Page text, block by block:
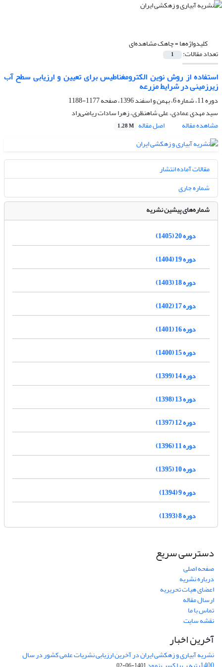
کلیدواژه‌ها =چاهک مشاهده‌ای
تعداد مقالات: 1
استفاده از روش نوین الکترومغناطیس برای تعیین و ارزیابی سطح آب
زیرزمینی در شرایط مزرعه
دوره 11، شماره 6، بهمن و اسفند 1396، صفحه
1177-1188
سید مهدی عمادی، علی شاهنظری، زهرا سادات ریاضی‌راد
مشاهده مقاله
اصل مقاله 1.28 M
مقالات آماده انتشار
شماره جاری
شماره‌های پیشین نشریه
دوره 20 (1405)
دوره 19 (1404)
دوره 18 (1403)
دوره 17 (1402)
دوره 16 (1401)
دوره 15 (1400)
دوره 14 (1399)
دوره 13 (1398)
دوره 12 (1397)
دوره 11 (1396)
دوره 10 (1395)
دوره 9 (1394)
دوره 8 (1393)
دسترسی سریع
صفحه اصلی
درباره نشریه
اعضای هیات تحریریه
ارسال مقاله
تماس با ما
نقشه سایت
آخرین اخبار
نشریه آبیاری و زهکشی ایران در آخرین ارزیابی نشریات علمی کشور در سال